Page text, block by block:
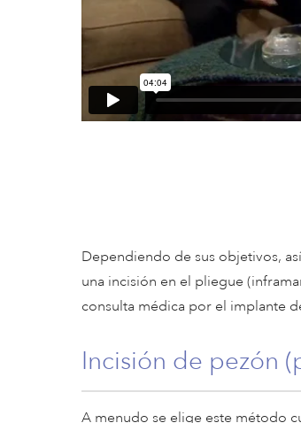
Dependiendo de sus objetivos,
una incisión en el pliegue
consulta médica por el implante
Incisión de pezón
A menudo se elige este método